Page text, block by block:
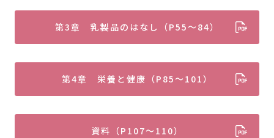
第3章 乳製品のはなし（P55～84）
第4章 栄養と健康（P85～101）
資料（P107～110）